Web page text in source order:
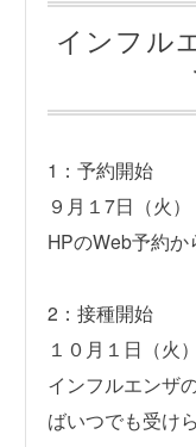
インフル
1：予約開始
９月１7日（火）
HPのWeb予約
2：接種開始
１０月１日（火
インフルエンザ
ばいつでも受け